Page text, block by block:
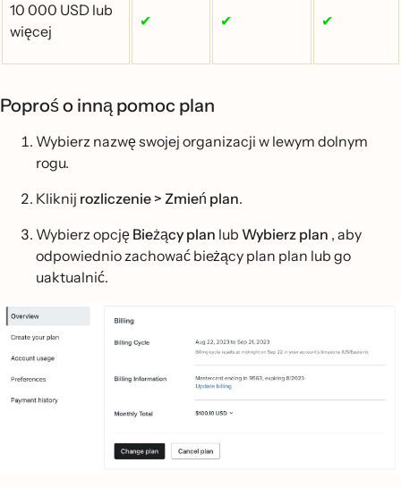
10 000 USD lub
więcej
✔ ✔ ✔
Poproś o inną pomoc plan
Wybierz nazwę swojej organizacji w lewym dolnym
rogu.
Kliknij rozliczenie > Zmień plan.
Wybierz opcję Bieżący plan lub Wybierz plan , aby
odpowiednio zachować bieżący plan plan lub go
uaktualnić.